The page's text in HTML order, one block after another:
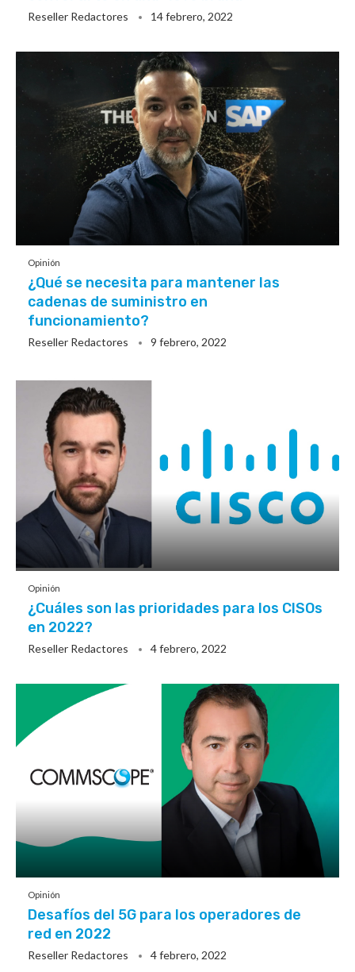
Reseller Redactores 14 febrero, 2022
Opinión
¿Qué se necesita para mantener las
cadenas de suministro en
funcionamiento?
Reseller Redactores 9 febrero, 2022
Opinión
¿Cuáles son las prioridades para los CISOs
en 2022?
Reseller Redactores 4 febrero, 2022
Opinión
Desafíos del 5G para los operadores de
red en 2022
Reseller Redactores 4 febrero, 2022